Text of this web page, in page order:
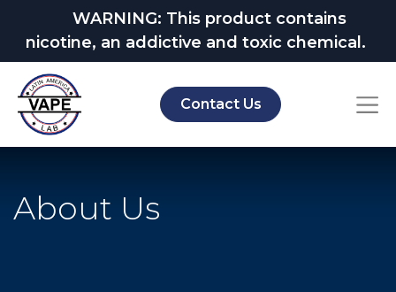
WARNING: This product contains
nicotine, an addictive and toxic chemical.
Contact Us
About Us